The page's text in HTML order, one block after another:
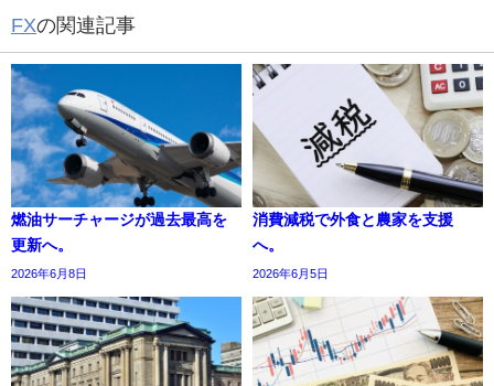
FXの関連記事
燃油サーチャージが過去最高を
更新へ。
2026年6月8日
消費減税で外食と農家を支援
へ。
2026年6月5日